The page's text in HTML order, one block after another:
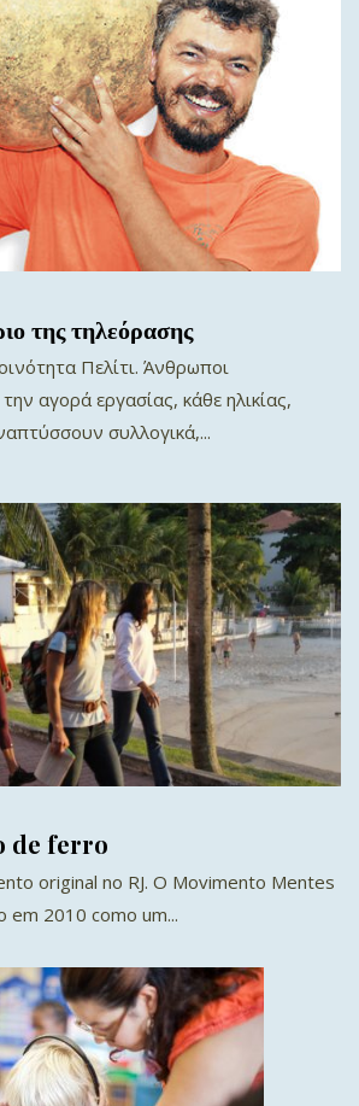
της τηλεόρασης
Πελίτι. Άνθρωποι
αγορά εργασίας, κάθε ηλικίας,
συλλογικά,...
de ferro
original no RJ. O Movimento Mentes
em 2010 como um...